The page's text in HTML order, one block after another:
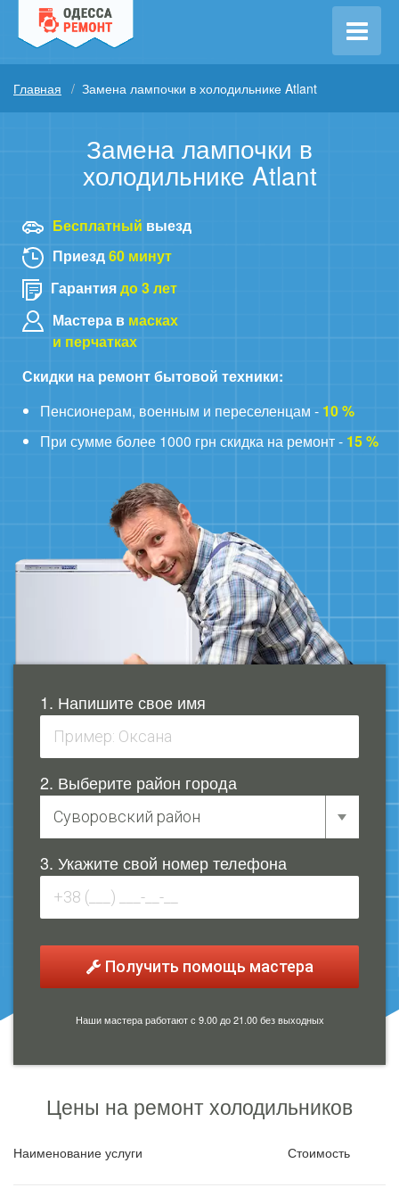
Главная Замена лампочки в холодильнике Atlant
Замена лампочки в
холодильнике Atlant
Бесплатный выезд
Приезд60 минут
Гарантиядо 3 лет
Мастера в масках
и перчатках
Скидки на ремонт бытовой техники:
Пенсионерам, военным и переселенцам - 10 %
При сумме более 1000 грн скидка на ремонт - 15 %
1. Напишите свое имя
2. Выберите район города
3. Укажите свой номер телефона
Получить помощь мастера
Наши мастера работают с 9.00 до 21.00 без выходных
Цены на ремонт холодильников
Наименование услуги Стоимость